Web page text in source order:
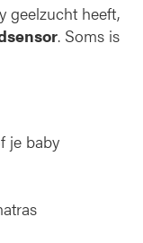
geelzucht heeft,
. Soms is
je baby